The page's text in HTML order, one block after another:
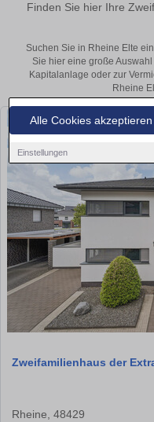
Alle Cookies akzeptieren
Einstellungen
Finden Sie hier Ihre
Suchen Sie in Rheine Elte
Sie hier eine große
Kapitalanlage oder zur
Rheine
Zweifamilienhaus der
Rheine, 48429